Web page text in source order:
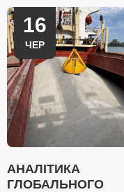
16
ЧЕР
АНАЛІТИКА
ГЛОБАЛЬНОГО